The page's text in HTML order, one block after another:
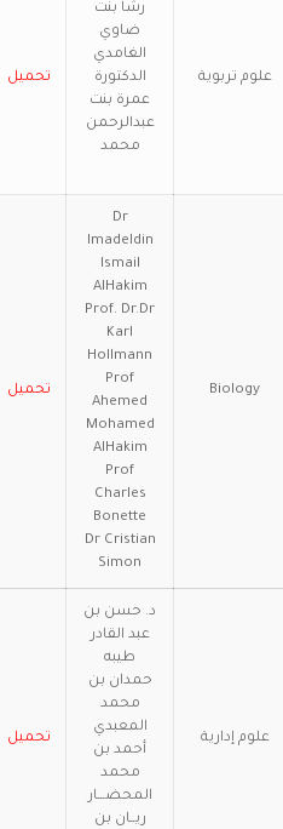
علوم تربوية
رشا بنت
ضاوي
الغامدي
الدكتورة
عمرة بنت
عبدالرحمن
محمد
تحميل
Biology
Dr
Imadeldin
Ismail
AlHakim
Prof. Dr.Dr
Karl
Hollmann
Prof
Ahemed
Mohamed
AlHakim
Prof
Charles
Bonette
Dr Cristian
Simon
تحميل
علوم إدارية
د. حسن بن
عبد القادر
طيبه
حمدان بن
محمد
المعبدي
أحمد بن
محمد
المحضـــار
ريــان بن
تحميل